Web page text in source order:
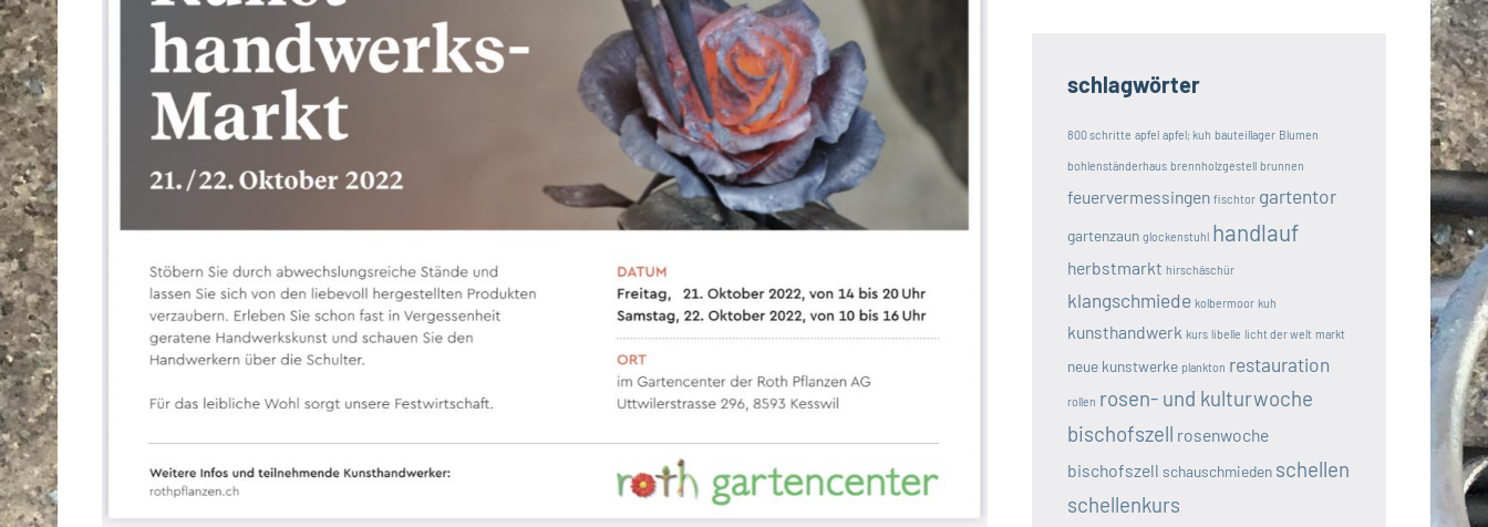
schlagwörter
800 schritte apfel apfel; kuh bauteillager Blumen
bohlenständerhaus brennholzgestell brunnen
feuervermessingen fischtor gartentor
gartenzaun glockenstuhl handlauf
herbstmarkt hirschäschür
klangschmiede kolbermoor kuh
kunsthandwerk kurs libelle licht der welt markt
neue kunstwerke plankton restauration
rollen rosen- und kulturwoche
bischofszell rosenwoche
bischofszell schauschmieden schellen
schellenkurs